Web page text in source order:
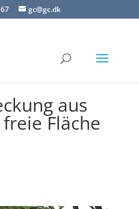
gc@gc.dk
aus
Fläche